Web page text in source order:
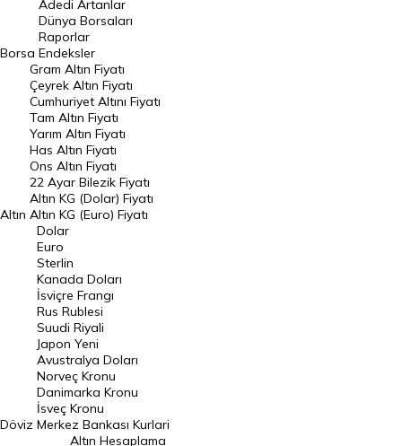
Geçmiş Kapanışlar
Dünya Borsaları
Raporlar
Endeksler
DÖVİZ
Döviz Kuru
Dolar Kuru
Euro Kuru
Pound Kuru
Frank Kuru
Riyal Kuru
Avustralya Doları
Danimarka Kronu Kuru
Kanada Doları Kuru
Norveç Kronu Kuru
Borsa
Adedi Artanlar
Dünya Borsaları
Raporlar
Endeksler
Altın
Gram Altın Fiyatı
Çeyrek Altın Fiyatı
Cumhuriyet Altını Fiyatı
Tam Altın Fiyatı
Yarım Altın Fiyatı
Has Altın Fiyatı
Ons Altın Fiyatı
22 Ayar Bilezik Fiyatı
Altın KG (Dolar) Fiyatı
Altın KG (Euro) Fiyatı
Döviz
Dolar
Euro
Sterlin
Kanada Doları
İsviçre Frangı
Rus Rublesi
Suudi Riyali
Japon Yeni
Avustralya Doları
Norveç Kronu
Danimarka Kronu
İsveç Kronu
Merkez Bankası Kurlari
Altın Hesaplama